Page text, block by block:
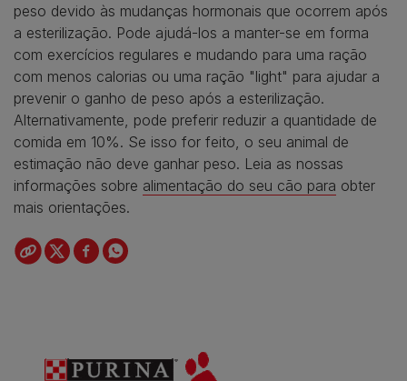
peso devido às mudanças hormonais que ocorrem após
a esterilização. Pode ajudá-los a manter-se em forma
com exercícios regulares e mudando para uma ração
com menos calorias ou uma ração "light" para ajudar a
prevenir o ganho de peso após a esterilização.
Alternativamente, pode preferir reduzir a quantidade de
comida em 10%. Se isso for feito, o seu animal de
estimação não deve ganhar peso. Leia as nossas
informações sobre alimentação do seu cão para obter
mais orientações.